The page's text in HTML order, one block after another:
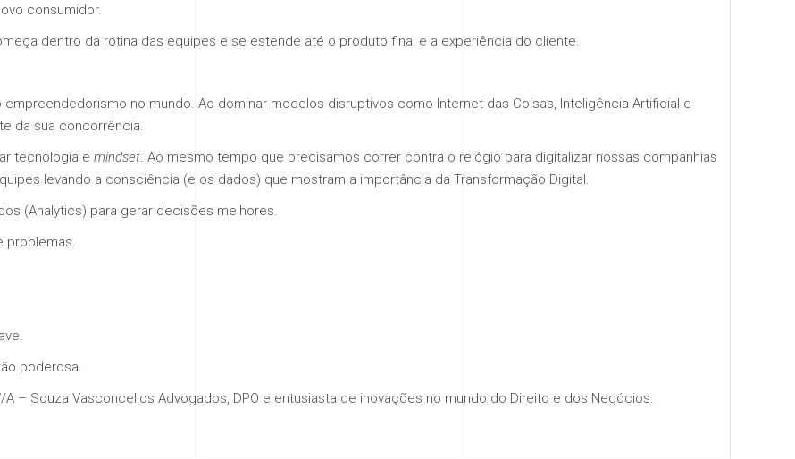
consumidor.
dentro da rotina das equipes e se estende até o produto final e a experiência do cliente.
no mundo. Ao dominar modelos disruptivos como Internet das Coisas, Inteligência Artificial e
da sua concorrência.
tecnologia e mindset. Ao mesmo tempo que precisamos correr contra o relógio para digitalizar nossas companhias
levando a consciência (e os dados) que mostram a importância da Transformação Digital.
(Analytics) para gerar decisões melhores.
problemas.
poderosa.
– Souza Vasconcellos Advogados, DPO e entusiasta de inovações no mundo do Direito e dos Negócios.